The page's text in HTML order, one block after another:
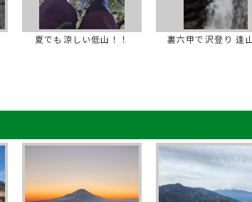
夏でも涼しい低山！！ 裏六甲で沢登り 逢